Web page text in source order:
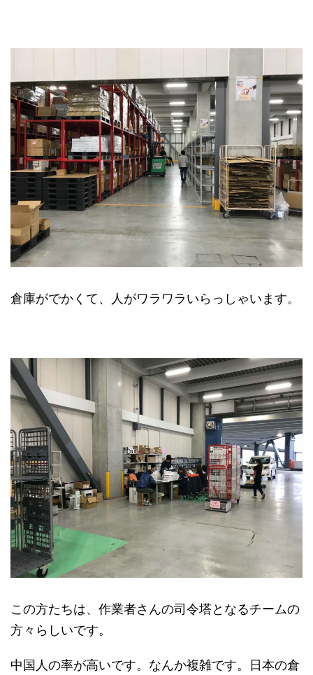
倉庫がでかくて、人がワラワラいらっしゃいます。
この方たちは、作業者さんの司令塔となるチームの
方々らしいです。
中国人の率が高いです。なんか複雑です。日本の倉